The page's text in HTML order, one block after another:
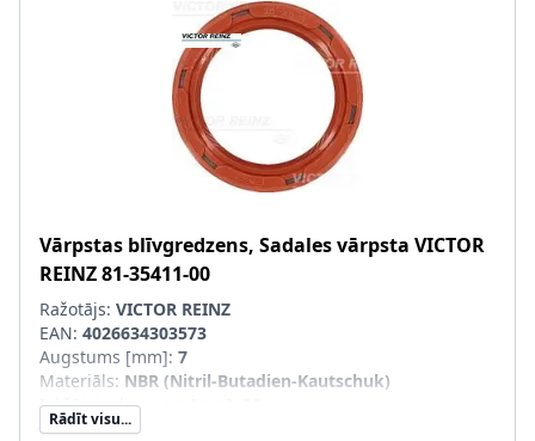
Vārpstas blīvgredzens, Sadales vārpsta VICTOR
REINZ81-35411-00
Ražotājs: VICTOR REINZ
EAN: 4026634303573
Augstums [mm]: 7
Materiāls: NBR (Nitril-Butadien-Kautschuk)
Iekšējais diametrs [mm]
Ārējais diametrs [mm]
Rādīt visu...